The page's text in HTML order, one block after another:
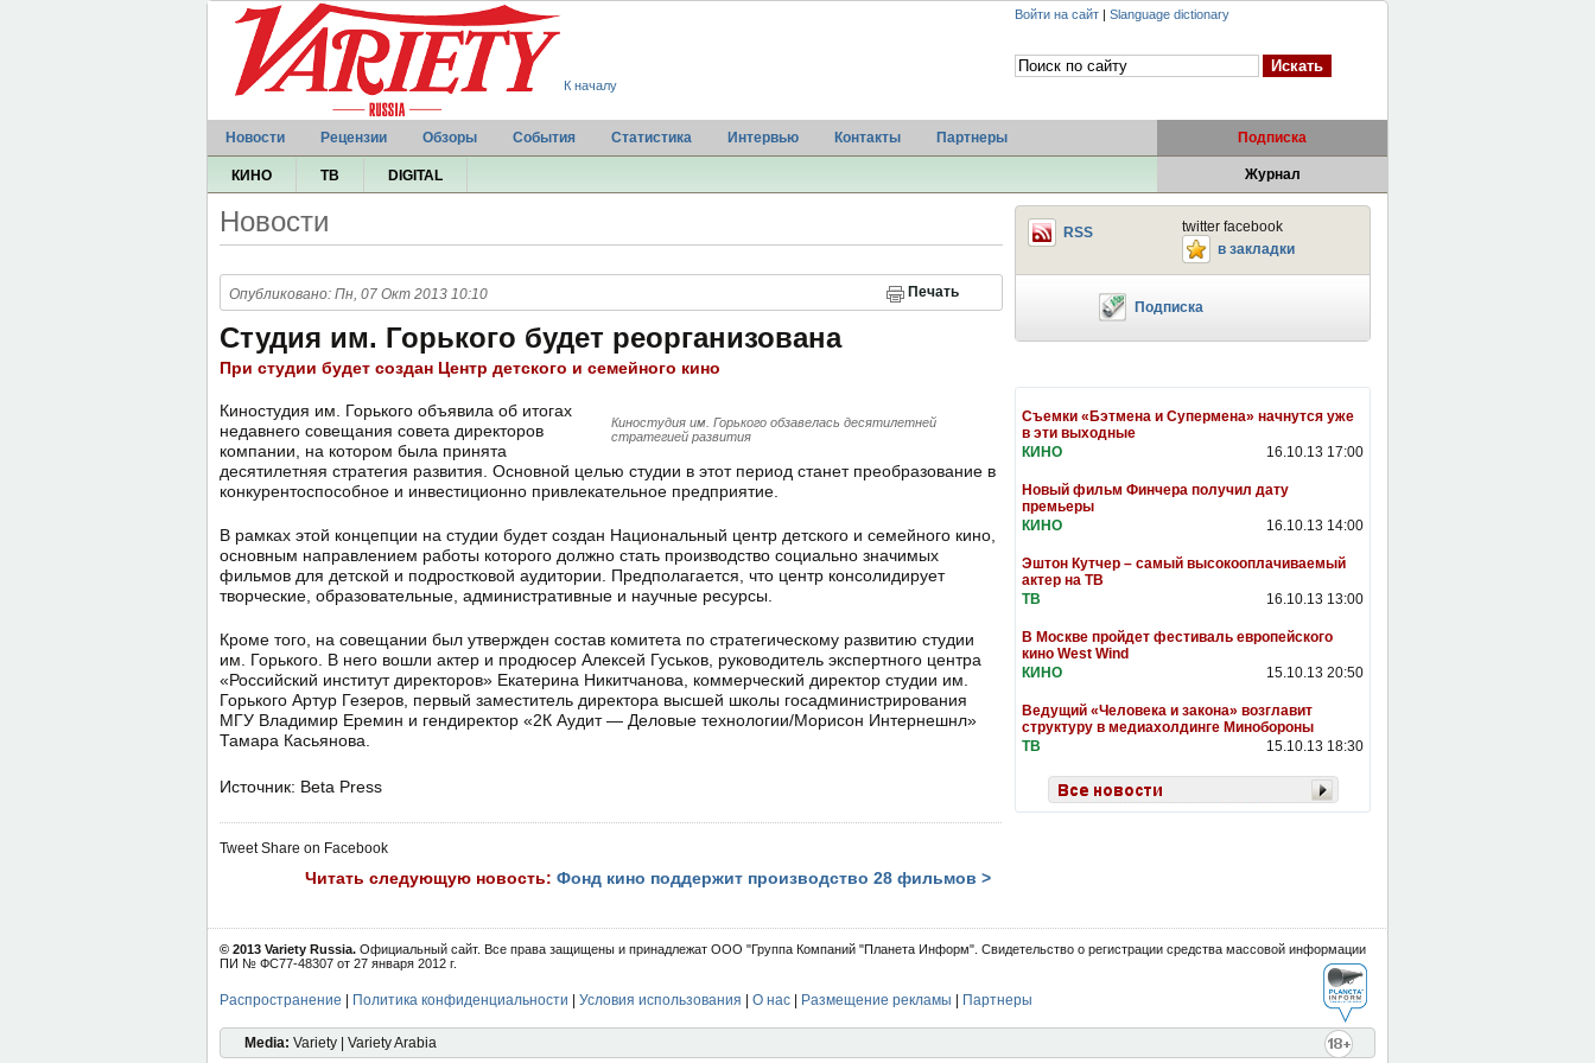
К началу
Войти на сайт | Slanguage dictionary
Новости Рецензии Обзоры События Статистика Интервью Контакты Партнеры Подписка
КИНО ТВ DIGITAL Журнал
Новости
Печать
Опубликовано: Пн, 07 Окт 2013 10:10
Студия им. Горького будет реорганизована
При студии будет создан Центр детского и семейного кино
Киностудия им. Горького обзавелась десятилетней
стратегией развития
Киностудия им. Горького объявила об итогах
недавнего совещания совета директоров
компании, на котором была принята
десятилетняя стратегия развития. Основной целью студии в этот период станет преобразование в
конкурентоспособное и инвестиционно привлекательное предприятие.
В рамках этой концепции на студии будет создан Национальный центр детского и семейного кино,
основным направлением работы которого должно стать производство социально значимых
фильмов для детской и подростковой аудитории. Предполагается, что центр консолидирует
творческие, образовательные, административные и научные ресурсы.
Кроме того, на совещании был утвержден состав комитета по стратегическому развитию студии
им. Горького. В него вошли актер и продюсер Алексей Гуськов, руководитель экспертного центра
«Российский институт директоров» Екатерина Никитчанова, коммерческий директор студии им.
Горького Артур Гезеров, первый заместитель директора высшей школы госадминистрирования
МГУ Владимир Еремин и гендиректор «2К Аудит — Деловые технологии/Морисон Интернешнл»
Тамара Касьянова.
Источник: Beta Press
TweetShare on Facebook
Читать следующую новость: Фонд кино поддержит производство 28 фильмов >
twitter facebook
RSS
в закладки
Подписка
Съемки «Бэтмена и Супермена» начнутся уже
в эти выходные
16.10.13 17:00
КИНО
Новый фильм Финчера получил дату
премьеры
16.10.13 14:00
КИНО
Эштон Кутчер – самый высокооплачиваемый
актер на ТВ
16.10.13 13:00
ТВ
В Москве пройдет фестиваль европейского
кино West Wind
15.10.13 20:50
КИНО
Ведущий «Человека и закона» возглавит
структуру в медиахолдинге Минобороны
15.10.13 18:30
ТВ
© 2013 Variety Russia. Официальный сайт. Все права защищены и принадлежат ООО "Группа Компаний "Планета Информ". Свидетельство о регистрации средства массовой информации
ПИ № ФС77-48307 от 27 января 2012 г.
Распространение Политика конфиденциальности Условия использования О нас Размещение рекламы Партнеры
Media: Variety | Variety Arabia